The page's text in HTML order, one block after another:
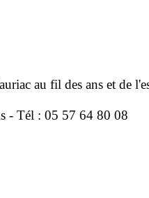
au fil des ans et de
- Tél : 05 57 64 80 08